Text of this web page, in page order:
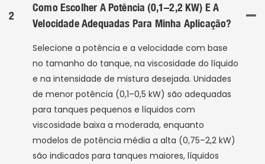
2
Como Escolher A Potência (0,1–2,2 KW) E A
Velocidade Adequadas Para Minha Aplicação?
Selecione a potência e a velocidade com base
no tamanho do tanque, na viscosidade do líquido
e na intensidade de mistura desejada. Unidades
de menor potência (0,1–0,5 kW) são adequadas
para tanques pequenos e líquidos com
viscosidade baixa a moderada, enquanto
modelos de potência média a alta (0,75–2,2 kW)
são indicados para tanques maiores, líquidos